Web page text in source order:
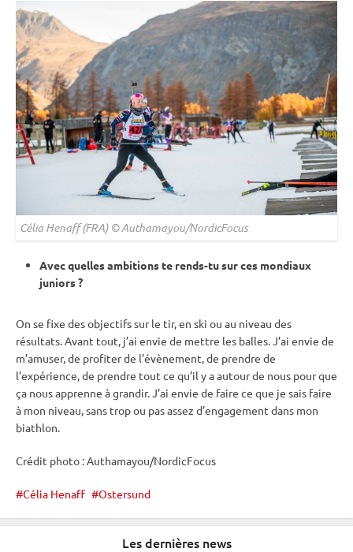
Célia Henaff (FRA) © Authamayou/NordicFocus
Avec quelles ambitions te rends-tu sur ces mondiaux
juniors ?
On se fixe des objectifs sur le tir, en ski ou au niveau des
résultats. Avant tout, j’ai envie de mettre les balles. J’ai envie de
m’amuser, de profiter de l’évènement, de prendre de
l’expérience, de prendre tout ce qu’il y a autour de nous pour que
ça nous apprenne à grandir. J’ai envie de faire ce que je sais faire
à mon niveau, sans trop ou pas assez d’engagement dans mon
biathlon.
Crédit photo : Authamayou/NordicFocus
Célia Henaff Ostersund
Les dernières news